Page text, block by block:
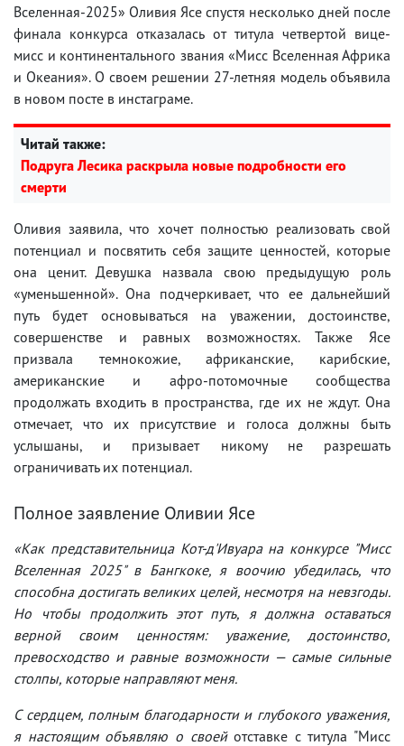
Вселенная-2025» Оливия Ясе спустя несколько дней после
финала конкурса отказалась от титула четвертой вице-
мисс и континентального звания «Мисс Вселенная Африка
и Океания». О своем решении 27-летняя модель объявила
в новом посте в инстаграме.
Читай также:
Подруга Лесика раскрыла новые подробности его
смерти
Оливия заявила, что хочет полностью реализовать свой
потенциал и посвятить себя защите ценностей, которые
она ценит. Девушка назвала свою предыдущую роль
«уменьшенной». Она подчеркивает, что ее дальнейший
путь будет основываться на уважении, достоинстве,
совершенстве и равных возможностях. Также Ясе
призвала темнокожие, африканские, карибские,
американские и афро-потомочные сообщества
продолжать входить в пространства, где их не ждут. Она
отмечает, что их присутствие и голоса должны быть
услышаны, и призывает никому не разрешать
ограничивать их потенциал.
Полное заявление Оливии Ясе
«Как представительница Кот-д'Ивуара на конкурсе "Мисс
Вселенная 2025" в Бангкоке, я воочию убедилась, что
способна достигать великих целей, несмотря на невзгоды.
Но чтобы продолжить этот путь, я должна оставаться
верной своим ценностям: уважение, достоинство,
превосходство и равные возможности — самые сильные
столпы, которые направляют меня.
С сердцем, полным благодарности и глубокого уважения,
я настоящим объявляю о своейотставке с титула "Мисс